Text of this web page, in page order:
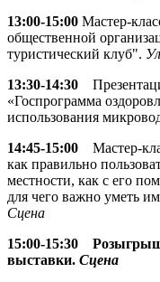
13:00-15:00 Мастер-
общественной
туристический клуб".
13:30-14:30
«Госпрограмма
использования
14:45-15:00 Мастер-
как правильно
местности, как с его
для чего важно уметь
Сцена
15:00-15:30
Розыгрыш
выставки. Сцена